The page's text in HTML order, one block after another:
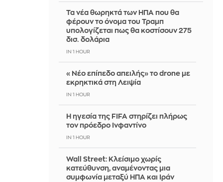
Τα νέα θωρηκτά των ΗΠΑ που θα
φέρουν το όνομα του Τραμπ
υπολογίζεται πως θα κοστίσουν 275
δισ. δολάρια
IN 1 HOUR
«Νέο επίπεδο απειλής» το drone με
εκρηκτικά στη Λειψία
IN 1 HOUR
Η ηγεσία της FIFA στηρίζει πλήρως
τον πρόεδρο Ινφαντίνο
IN 1 HOUR
Wall Street: Κλείσιμο χωρίς
κατεύθυνση, αναμένοντας μια
συμφωνία μεταξύ ΗΠΑ και Ιράν